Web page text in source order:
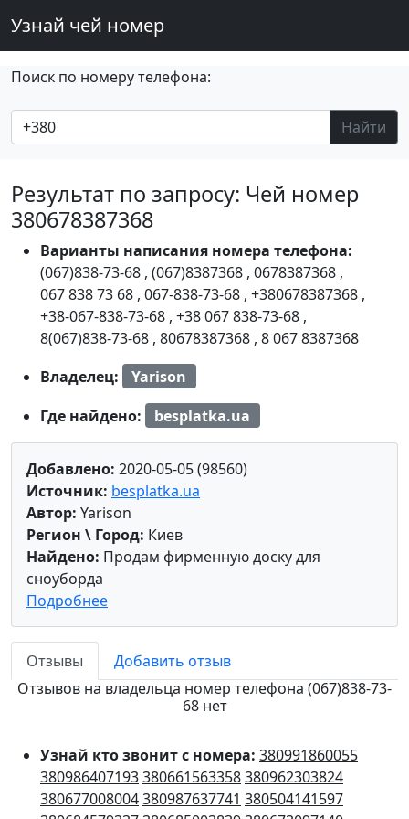
Узнай чей номер
Поиск по номеру телефона:
Найти
Результат по запросу: Чей номер
380678387368
Варианты написания номера телефона:
(067)838-73-68 , (067)8387368 , 0678387368 ,
067 838 73 68 , 067-838-73-68 , +380678387368 ,
+38-067-838-73-68 , +38 067 838-73-68 ,
8(067)838-73-68 , 80678387368 , 8 067 8387368
Владелец:
Yarison
Где найдено:
besplatka.ua
Добавлено: 2020-05-05 (98560)
Источник: besplatka.ua
Автор: Yarison
Регион \ Город: Киев
Найдено: Продам фирменную доску для
сноуборда
Подробнее
Отзывы
Добавить отзыв
Отзывов на владельца номер телефона (067)838-73-
68 нет
Узнай кто звонит с номера: 380991860055
380986407193380661563358380962303824
380677008004380987637741 380504141597